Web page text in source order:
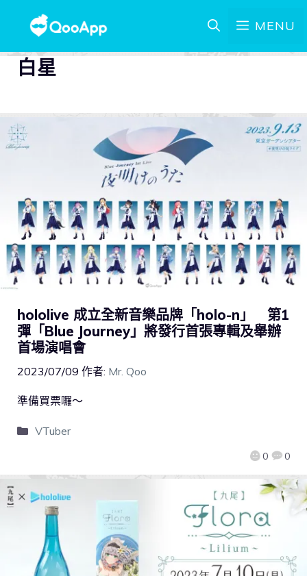
MENU
白星
hololive 成立全新音樂品牌「holo-n」 第1
彈「Blue Journey」將發行首張專輯及舉辦
首場演唱會
2023/07/09 作者: Mr. Qoo
0 0
準備買票囉～
VTuber